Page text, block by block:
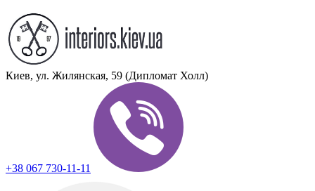
Киев, ул. Жилянская, 59 (Дипломат Холл)
+38 067 730-11-11